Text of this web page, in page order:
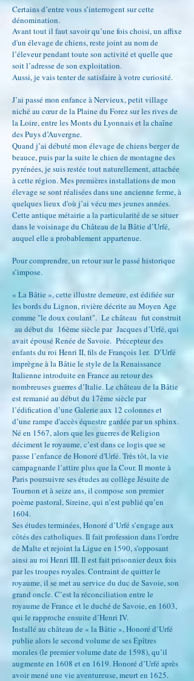
Certains d’entre vous s’interrogent sur cette
dénomination.
Avant tout il faut savoir qu’une fois choisi, un affixe
d'un élevage de chiens, reste joint au nom de
l’éleveur pendant toute son activité et quelle que
soit l’adresse de son exploitation.
Aussi, je vais tenter de satisfaire à votre curiosité.
J’ai passé mon enfance à Nervieux, petit village
niché au cœur de la Plaine du Forez sur les rives de
la Loire, entre les Monts du Lyonnais et la chaîne
des Puys d’Auvergne.
Quand j’ai débuté mon élevage de chiens berger de
beauce, puis par la suite le chien de montagne des
pyrénées, je suis restée tout naturellement, attachée
à cette région. Mes premières installations de mon
élevage se sont réalisées dans une ancienne ferme, à
quelques lieux d'où j’ai vécu mes jeunes années.
Cette antique métairie a la particularité de se situer
dans le voisinage du Château de la Bâtie d’Urfé,
auquel elle a probablement appartenue.
Pour comprendre, un retour sur le passé historique
s’impose.
« La Bâtie », cette illustre demeure, est édifiée sur
les bords du Lignon, rivière décrite au Moyen Age
comme "le doux coulant". Le château fut construit
au début du 16ème siècle par Jacques d’Urfé, qui
avait épousé Renée de Savoie. Précepteur des
enfants du roi Henri II, fils de François 1er. D’Urfé
imprègne à la Bâtie le style de la Renaissance
Italienne introduite en France au retour des
nombreuses guerres d’Italie. Le château de la Bâtie
est remanié au début du 17ème siècle par
l’édification d’une Galerie aux 12 colonnes et
d’une rampe d'accès équestre gardée par un sphinx.
Né en 1567, alors que les guerres de Religion
déciment le royaume, c’est dans ce logis que se
passe l’enfance de Honoré d'Urfé. Très tôt, la vie
campagnarde l’attire plus que la Cour. Il monte à
Paris poursuivre ses études au collège Jésuite de
Tournon et à seize ans, il compose son premier
poème pastoral, Sireine, qui n’est publié qu’en
1604.
Ses études terminées, Honoré d’Urfé s’engage aux
côtés des catholiques. Il fait profession dans l’ordre
de Malte et rejoint la Ligue en 1590, s’opposant
ainsi au roi Henri III. Il est fait prisonnier deux fois
par les troupes royales. Contraint de quitter le
royaume, il se met au service du duc de Savoie, son
grand oncle. C’est la réconciliation entre le
royaume de France et le duché de Savoie, en 1603,
qui le rapproche ensuite d’Henri IV.
Installé au château de « la Bâtie », Honoré d’Urfé
publie alors le second volume de ses Épîtres
morales (le premier volume date de 1598), qu’il
augmente en 1608 et en 1619. Honoré d’Urfé après
avoir mené une vie aventureuse, meurt en 1625.